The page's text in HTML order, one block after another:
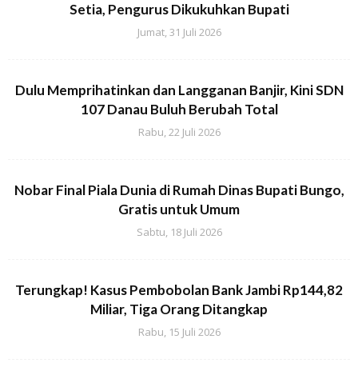
Setia, Pengurus Dikukuhkan Bupati
Jumat, 31 Juli 2026
Dulu Memprihatinkan dan Langganan Banjir, Kini SDN
107 Danau Buluh Berubah Total
Rabu, 22 Juli 2026
Nobar Final Piala Dunia di Rumah Dinas Bupati Bungo,
Gratis untuk Umum
Sabtu, 18 Juli 2026
Terungkap! Kasus Pembobolan Bank Jambi Rp144,82
Miliar, Tiga Orang Ditangkap
Rabu, 15 Juli 2026